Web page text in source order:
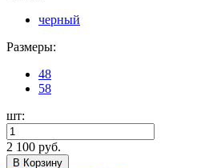
черный
Размеры:
48
58
шт:
2 100 руб.
В Корзину